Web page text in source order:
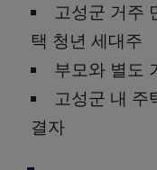
고성군 거주
택 청년 세대주
부모와 별도
고성군 내 주
결자